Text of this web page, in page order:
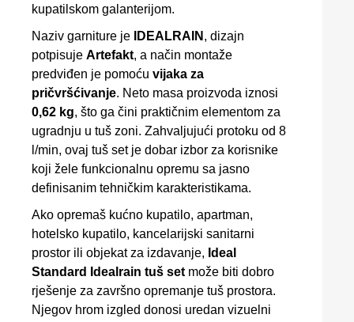
kupatilskom galanterijom.
Naziv garniture je
IDEALRAIN , dizajn
potpisuje Artefakt, a način montaže
predviđen je pomoću vijaka za
pričvršćivanje. Neto masa proizvoda iznosi
0,62 kg, što ga čini praktičnim elementom za
ugradnju u tuš zoni. Zahvaljujući protoku od 8
l/min, ovaj tuš set je dobar izbor za korisnike
koji žele funkcionalnu opremu sa jasno
definisanim tehničkim karakteristikama.
Ako opremaš kućno kupatilo, apartman,
hotelsko kupatilo, kancelarijski sanitarni
prostor ili objekat za izdavanje, Ideal
Standard Idealrain tuš set može biti dobro
rješenje za završno opremanje tuš prostora.
Njegov hrom izgled donosi uredan vizuelni